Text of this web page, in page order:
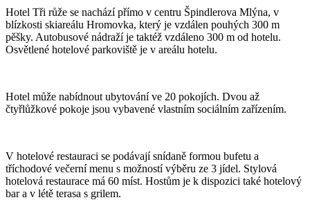
Hotel Tři růže se nachází přímo v centru Špindlerova Mlýna, v
blízkosti skiareálu Hromovka, který je vzdálen pouhých 300 m
pěšky. Autobusové nádraží je taktéž vzdáleno 300 m od hotelu.
Osvětlené hotelové parkoviště je v areálu hotelu.
Hotel může nabídnout ubytování ve 20 pokojích. Dvou až
čtyřlůžkové pokoje jsou vybavené vlastním sociálním zařízením.
V hotelové restauraci se podávají snídaně formou bufetu a
tříchodové večerní menu s možností výběru ze 3 jídel. Stylová
hotelová restaurace má 60 míst. Hostům je k dispozici také hotelový
bar a v létě terasa s grilem.